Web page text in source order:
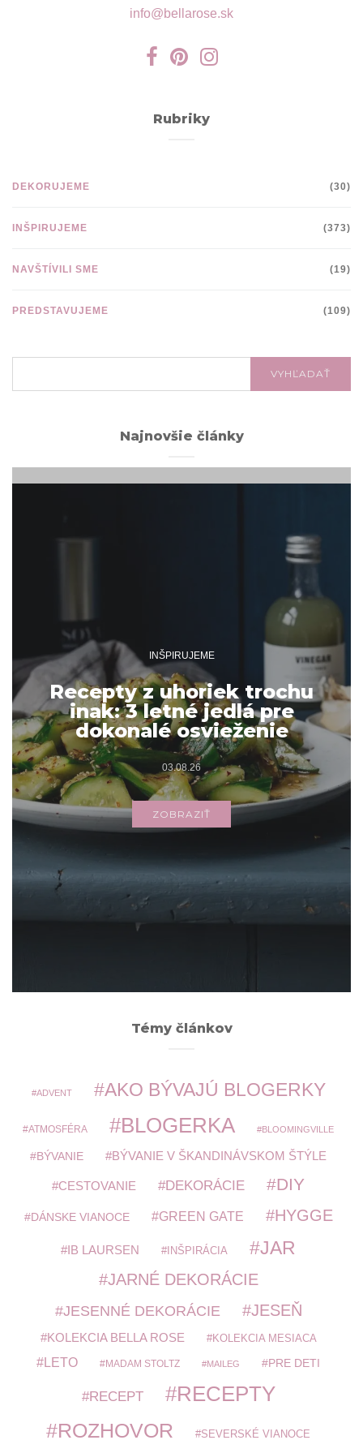
info@bellarose.sk
Rubriky
DEKORUJEME (30)
INŠPIRUJEME (373)
NAVŠTÍVILI SME (19)
PREDSTAVUJEME (109)
VYHĽADAŤ
Najnovšie články
INŠPIRUJEME
Recepty z uhoriek trochu
inak: 3 letné jedlá pre
dokonalé osvieženie
03.08.26
ZOBRAZIŤ
Archív
Témy článkov
ADVENT AKO BÝVAJÚ BLOGERKY
ATMOSFÉRA BLOGERKA BLOOMINGVILLE
BÝVANIE BÝVANIE V ŠKANDINÁVSKOM ŠTÝLE
CESTOVANIE DEKORÁCIE DIY
DÁNSKE VIANOCE GREEN GATE HYGGE
IB LAURSEN INŠPIRÁCIA JAR
JARNÉ DEKORÁCIE
JESENNÉ DEKORÁCIE JESEŇ
KOLEKCIA BELLA ROSE KOLEKCIA MESIACA
LETO MADAM STOLTZ MAILEG PRE DETI
RECEPT
RECEPTY
ROZHOVOR
SEVERSKÉ VIANOCE